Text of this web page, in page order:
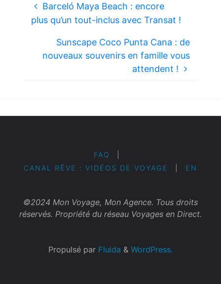
Barceló Maya Beach : encore
plus qu’un tout-inclus avec Transat !
Sunscape Coco Punta Cana : de
nouveaux souvenirs en famille vous
attendent !
FAQ
CANAL RÊVE : VIDÉOS DE VOYAGE
EN
©2024 Mon Voyage, Mon Agence. Tous droits
réservés. Propriété du réseau Voyages en Direct.
Propulsé par Fluida & WordPress.